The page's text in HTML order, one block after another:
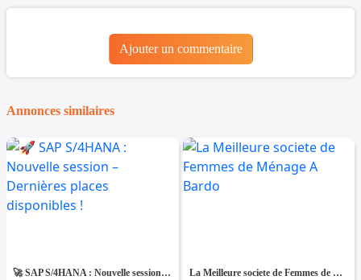
Ajouter un commentaire
Annonces similaires
🚀 SAP S/4HANA : Nouvelle session – Dernières places disponibles ! La Meilleure societe de Femmes de Ménage A Bardo